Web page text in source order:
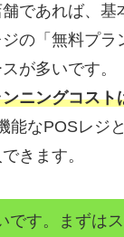
であれば、基
の「無料プラ
が多いです。
ニングコスト
能なPOSレジ
きます。
です。まずは